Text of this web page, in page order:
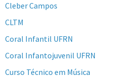
Cleber Campos
CLTM
Coral Infantil UFRN
Coral Infantojuvenil UFRN
Curso Técnico em Música